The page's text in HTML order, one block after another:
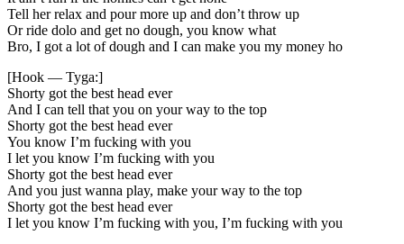
Tell her relax and pour more up and don’t throw up
Or ride dolo and get no dough, you know what
Bro, I got a lot of dough and I can make you my money ho
[Hook — Tyga:]
Shorty got the best head ever
And I can tell that you on your way to the top
Shorty got the best head ever
You know I’m fucking with you
I let you know I’m fucking with you
Shorty got the best head ever
And you just wanna play, make your way to the top
Shorty got the best head ever
I let you know I’m fucking with you, I’m fucking with you